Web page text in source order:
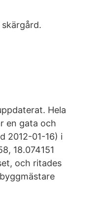
Hela
en gata och
2012-01-16) i
18.074151
och ritades